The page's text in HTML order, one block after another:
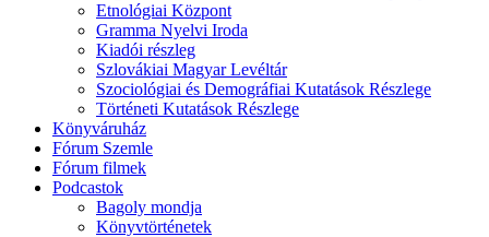
Etnológiai Központ
Gramma Nyelvi Iroda
Kiadói részleg
Szlovákiai Magyar Levéltár
Szociológiai és Demográfiai Kutatások Részlege
Történeti Kutatások Részlege
Könyváruház
Fórum Szemle
Fórum filmek
Podcastok
Bagoly mondja
Könyvtörténetek